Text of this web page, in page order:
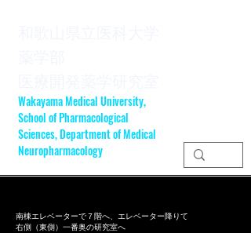
Wakayama Medical University,
School of Pharmacological
Sciences, Department of Medical
Neuropharmacology
南棟エレベーターで７階へ、エレベーター降りて
右側（東側）一番奥の研究室へ